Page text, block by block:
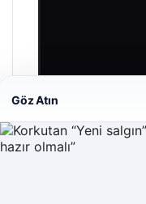
Prenses Night Club
29/04/2026
Göz Atın